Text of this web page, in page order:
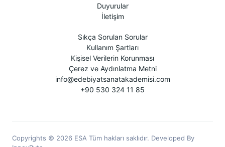
Duyurular
İletişim
Sıkça Sorulan Sorular
Kullanım Şartları
Kişisel Verilerin Korunması
Çerez ve Aydınlatma Metni
info@edebiyatsanatakademisi.com
+90 530 324 11 85
Copyrights © 2026 ESA Tüm hakları saklıdır. Developed By